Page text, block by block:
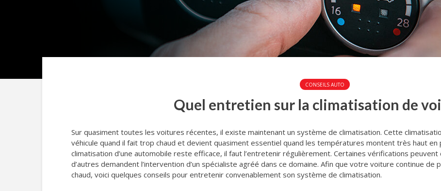
CONSEILS AUTO
Quel entretien sur la climatisation de
Sur quasiment toutes les voitures récentes, il existe maintenant un système de climatisation. Cette
véhicule quand il fait trop chaud et devient quasiment essentiel quand les températures montent très haut en
climatisation d’une automobile reste efficace, il faut l’entretenir régulièrement. Certaines vérifications
d’autres demandent l’intervention d’un spécialiste agréé dans ce domaine. Afin que votre voiture continue de
chaud, voici quelques conseils pour entretenir convenablement son système de climatisation.